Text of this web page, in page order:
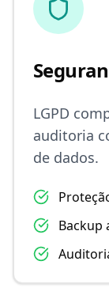
LGPD
auditoria
de dados.
Backup